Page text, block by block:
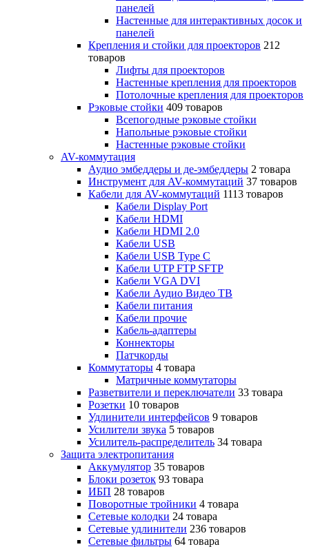
панелей
Настенные для интерактивных досок и
панелей
Крепления и стойки для проекторов 212
товаров
Лифты для проекторов
Настенные крепления для проекторов
Потолочные крепления для проекторов
Рэковые стойки 409 товаров
Всепогодные рэковые стойки
Напольные рэковые стойки
Настенные рэковые стойки
AV-коммутация
Аудио эмбеддеры и де-эмбеддеры 2 товара
Инструмент для AV-коммутаций 37 товаров
Кабели для AV-коммутаций 1113 товаров
Кабели Display Port
Кабели HDMI
Кабели HDMI 2.0
Кабели USB
Кабели USB Type C
Кабели UTP FTP SFTP
Кабели VGA DVI
Кабели Аудио Видео ТВ
Кабели питания
Кабели прочие
Кабель-адаптеры
Коннекторы
Патчкорды
Коммутаторы 4 товара
Матричные коммутаторы
Разветвители и переключатели 33 товара
Розетки 10 товаров
Удлинители интерфейсов 9 товаров
Усилители звука 5 товаров
Усилитель-распределитель 34 товара
Защита электропитания
Аккумулятор 35 товаров
Блоки розеток 93 товара
ИБП 28 товаров
Поворотные тройники 4 товара
Сетевые колодки 24 товара
Сетевые удлинители 236 товаров
Сетевые фильтры 64 товара